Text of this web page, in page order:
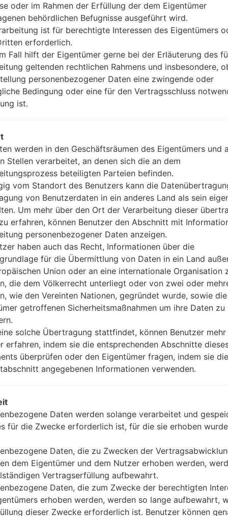
16M Farben
Batterie und Tastatur
nicht entfernbar Li-Ion 3300
Interfaces
3.5mm jack
Version 4.2, A2DP, LE
Ja
A-GPS, GLONASS, BDS,
Wi-Fi 802.11 b/g/n, Wi-Fi
OS
OS
Android 8.x Oreo Mirror Release 1
Android 8.x Oreo Mirror Release 1
Android 8.x Oreo Mirror Release 1
05
MAI
oder im Rahmen der Erfüllung der dem Eigentümer
behördlichen Befugnisse ausgeführt wird.
ist für berechtigte Interessen des Eigentümers
erforderlich.
Fall hilft der Eigentümer gerne bei der Erläuterung des
geltenden rechtlichen Rahmens und insbesondere,
personenbezogener Daten eine zwingende oder
Bedingung oder eine für den Vertragsschluss
ist.
werden in den Geschäftsräumen des Eigentümers und
Stellen verarbeitet, an denen sich die an dem
beteiligten Parteien befinden.
vom Standort des Benutzers kann die
von Benutzerdaten in ein anderes Land als sein
Um mehr über den Ort der Verarbeitung dieser
erfahren, können Benutzer den Abschnitt mit
personenbezogener Daten anzeigen.
haben auch das Recht, Informationen über die
für die Übermittlung von Daten in ein Land
Union oder an eine internationale Organisation
die dem Völkerrecht unterliegt oder von zwei oder
wie den Vereinten Nationen, gegründet wurde, sowie
getroffenen Sicherheitsmaßnahmen um ihre Daten zu
solche Übertragung stattfindet, können Benutzer mehr
erfahren, indem sie die entsprechenden Abschnitte
überprüfen oder den Eigentümer fragen, indem sie
angegebenen Informationen verwenden.
Daten werden solange verarbeitet und
für die Zwecke erforderlich ist, für die sie erhoben
Daten, die zu Zwecken der
dem Eigentümer und dem Nutzer erhoben werden,
Vertragserfüllung aufbewahrt.
Daten, die zum Zwecke der berechtigten
erhoben werden, werden so lange aufbewahrt,
dieser Zwecke erforderlich ist. Benutzer können